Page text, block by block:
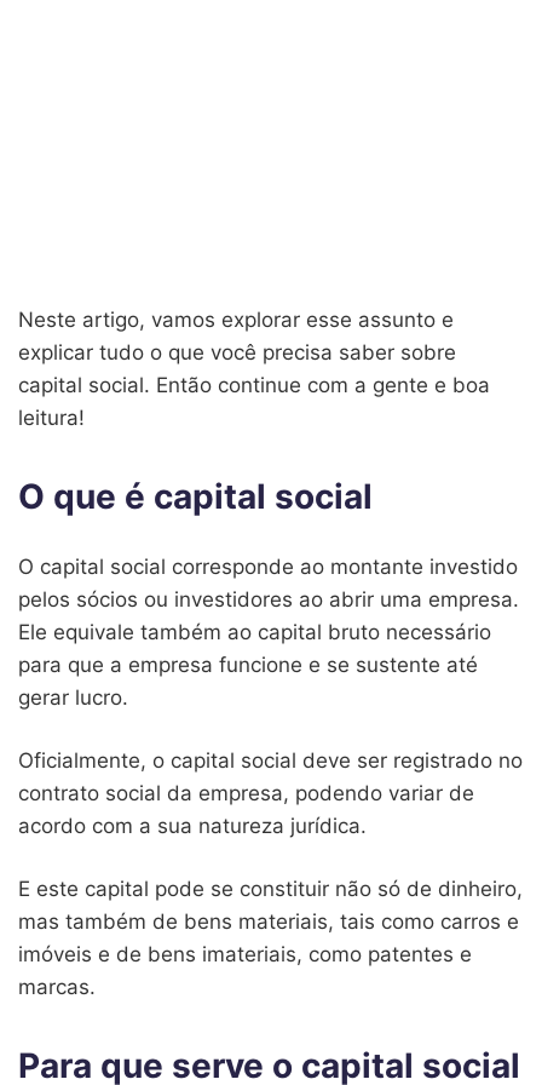
Neste artigo, vamos explorar esse assunto e
explicar tudo o que você precisa saber sobre
capital social. Então continue com a gente e boa
leitura!
O que é capital social
O capital social corresponde ao montante investido
pelos sócios ou investidores ao abrir uma empresa.
Ele equivale também ao capital bruto necessário
para que a empresa funcione e se sustente até
gerar lucro.
Oficialmente, o capital social deve ser registrado no
contrato social da empresa, podendo variar de
acordo com a sua natureza jurídica.
E este capital pode se constituir não só de dinheiro,
mas também de bens materiais, tais como carros e
imóveis e de bens imateriais, como patentes e
marcas.
Para que serve o capital social